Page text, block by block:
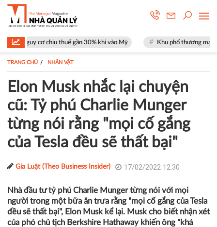
chịu thuế gần 30% khi vào Mỹ Khu phố thương mại SOHO tại
TRANG CHỦ NHÂN VẬT
Elon Musk nhắc lại chuyện
cũ: Tỷ phú Charlie Munger
từng nói rằng "mọi cố gắng
của Tesla đều sẽ thất bại"
Gia Luật (Theo Business Insider) 17/02/2022 12:30
Nhà đầu tư tỷ phú Charlie Munger từng nói với mọi
người trong một bữa ăn trưa rằng "mọi cố gắng của Tesla
đều sẽ thất bại", Elon Musk kể lại. Musk cho biết nhận xét
của phó chủ tịch Berkshire Hathaway khiến ông "khá